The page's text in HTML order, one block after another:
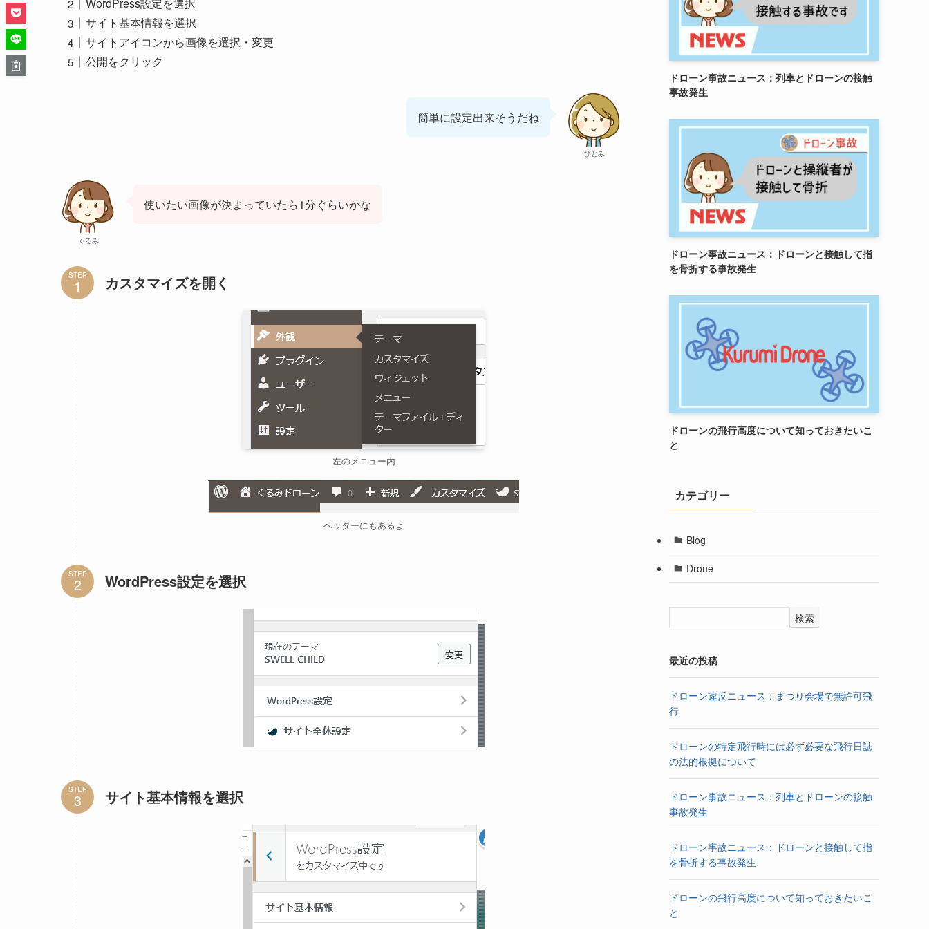
サイト基本情報を選択
サイトアイコンから画像を選択・変更
公開をクリック
ひとみ
簡単に設定出来そうだね
くるみ
使いたい画像が決まっていたら1分ぐらいかな
STEP カスタマイズを開く
左のメニュー内
ヘッダーにもあるよ
STEP WordPress設定を選択
STEP サイト基本情報を選択
ドローン事故ニュース：列車とドローンの接触
事故発生
ドローン事故ニュース：ドローンと接触して指
を骨折する事故発生
ドローンの飛行高度について知っておきたいこ
と
カテゴリー
Blog
Drone
検索
最近の投稿
ドローン違反ニュース：まつり会場で無許可飛
行
ドローンの特定飛行時には必ず必要な飛行日誌
の法的根拠について
ドローン事故ニュース：列車とドローンの接触
事故発生
ドローン事故ニュース：ドローンと接触して指
を骨折する事故発生
ドローンの飛行高度について知っておきたいこ
と